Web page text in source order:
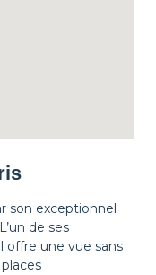
son exceptionnel
de ses
offre une vue sans